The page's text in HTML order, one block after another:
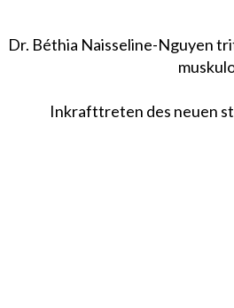
Dr. Béthia Naisseline-Nguyen
Inkrafttreten des neuen